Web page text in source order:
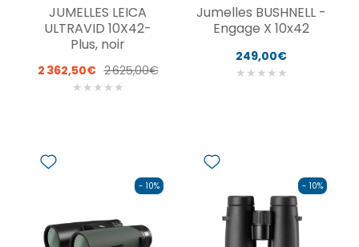
JUMELLES LEICA
ULTRAVID 10X42-
Plus, noir
2 362,50€ 2 625,00€
★ ★ ★ ★ ★
Jumelles BUSHNELL -
Engage X 10x42
249,00€
★ ★ ★ ★ ★
- 10% - 10%